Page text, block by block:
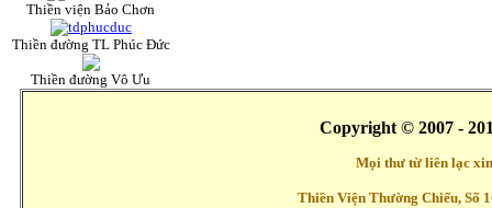
Thiền viện Bảo Chơn
Thiền đường TL Phúc Đức
Thiền đường Vô Ưu
Copyright © 2007 -
Mọi thư từ liên lạc
Thiền Viện Thường Chiếu, Số